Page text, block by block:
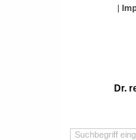
Dr.